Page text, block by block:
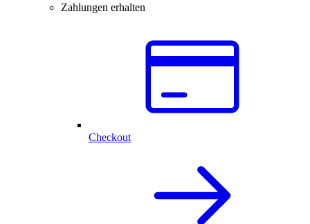
Zahlungen erhalten
Checkout